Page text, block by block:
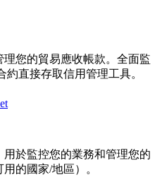
您的貿易應收帳款。全面監
直接存取信用管理工具。
於監控您的業務和管理您的
的國家/地區）。